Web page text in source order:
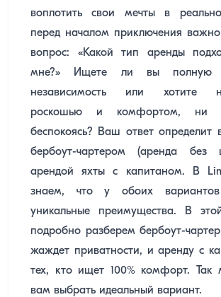
воплотить свои мечты в
перед началом приключения важно
вопрос: «Какой тип аренды
мне?» Ищете ли вы полную
независимость или хотите
роскошью и комфортом,
беспокоясь? Ваш ответ определит
бербоут-чартером (аренда без
арендой яхты с капитаном. В
знаем, что у обоих
уникальные преимущества. В
подробно разберем бербоут-
жаждет приватности, и аренду с
тех, кто ищет 100% комфорт.
вам выбрать идеальный вариант.